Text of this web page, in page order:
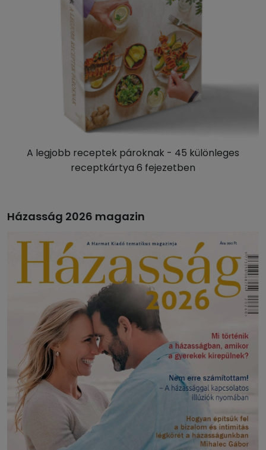
A legjobb receptek pároknak - 45 különleges
receptkártya 6 fejezetben
Házasság 2026 magazin